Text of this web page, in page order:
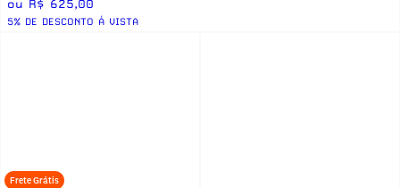
ou R$ 625,00
5% DE DESCONTO Á VISTA
Frete Grátis